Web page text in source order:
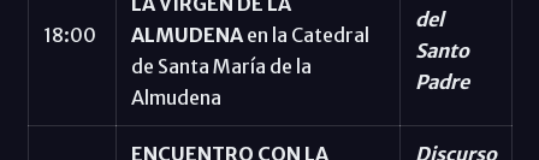
18:00
ALMUDENAen la Catedral
de Santa María de la
Almudena
del
Santo
Padre
ENCUENTRO CON LA
Discurso